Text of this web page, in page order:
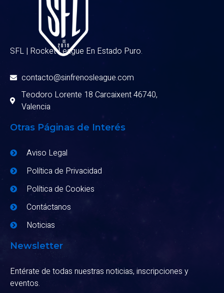
SFL | Rocket League En Estado Puro.
contacto@sinfrenosleague.com
Teodoro Lorente 18 Carcaixent 46740,
Valencia
Otras Páginas de Interés
Aviso Legal
Política de Privacidad
Política de Cookies
Contáctanos
Noticias
Newsletter
Entérate de todas nuestras noticias, inscripciones y
eventos.